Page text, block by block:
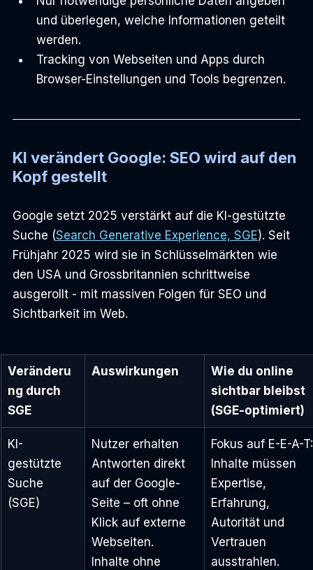
und überlegen, welche Informationen geteilt
werden.
Tracking von Webseiten und Apps durch
Browser-Einstellungen und Tools begrenzen.
KI verändert Google: SEO wird auf den
Kopf gestellt
Google setzt 2025 verstärkt auf die KI-gestützte
Suche (Search Generative Experience, SGE). Seit
Frühjahr 2025 wird sie in Schlüsselmärkten wie
den USA und Grossbritannien schrittweise
ausgerollt - mit massiven Folgen für SEO und
Sichtbarkeit im Web.
Veränderu
ng durch
SGE
Auswirkungen
Wie du online
sichtbar bleibst
(SGE-optimiert)
KI-
gestützte
Suche
(SGE)
Nutzer erhalten
Antworten direkt
auf der Google-
Seite – oft ohne
Klick auf externe
Webseiten.
Inhalte ohne
Fokus auf E-E-A-
Inhalte müssen
Expertise,
Erfahrung,
Autorität und
Vertrauen
ausstrahlen.